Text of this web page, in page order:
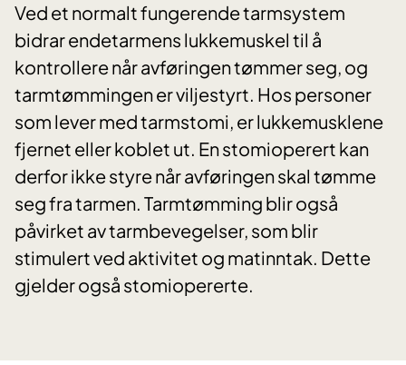
Ved et normalt fungerende tarmsystem
bidrar endetarmens lukkemuskel til å
kontrollere når avføringen tømmer seg, og
tarmtømmingen er viljestyrt. Hos personer
som lever med tarmstomi, er lukkemusklene
fjernet eller koblet ut. En stomioperert kan
derfor ikke styre når avføringen skal tømme
seg fra tarmen. Tarmtømming blir også
påvirket av tarmbevegelser, som blir
stimulert ved aktivitet og matinntak. Dette
gjelder også stomiopererte.